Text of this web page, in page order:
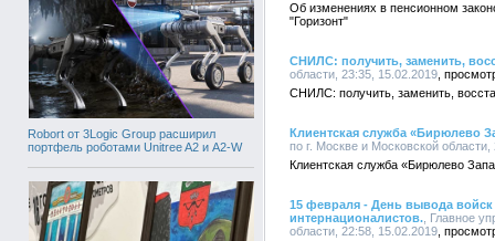
Robort от 3Logic Group расширил
портфель роботами Unitree A2 и A2-W
Об изменениях в пенсионном
"Горизонт"
СНИЛС: получить, заменить,
области, 23:35, 15.02.2019
СНИЛС: получить, заменить,
Клиентская служба «Бирюлево
по г. Москве и Московской области,
Клиентская служба «Бирюлево
15 февраля - День вывода
интернационалистов. , Главное
области, 22:58, 15.02.2019